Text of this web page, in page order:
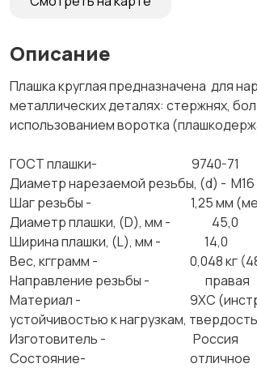
Описание
Плашка круглая предназначена для
металлических деталях: стержнях,
использованием воротка
ГОСТ плашки- 9740-71
Диаметр нарезаемой резьбы, (d) - М16
Шаг резьбы - 1,25 мм
Диаметр плашки, (D), мм - 45,0
Ширина плашки, (L), мм - 14,0
Вес, кгграмм - 0,048 кг (48
Направление резьбы - правая
Материал - 9ХС
устойчивостью к нагрузкам,
Изготовитель - Россия
Состояние- отличное